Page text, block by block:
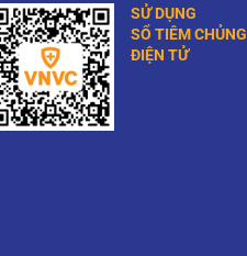
SỬ DỤNG
SỔ TIÊM CHỦNG
ĐIỆN TỬ